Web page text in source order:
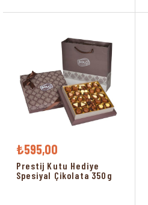
₺595,00
Prestij Kutu Hediye
Spesiyal Çikolata 350g